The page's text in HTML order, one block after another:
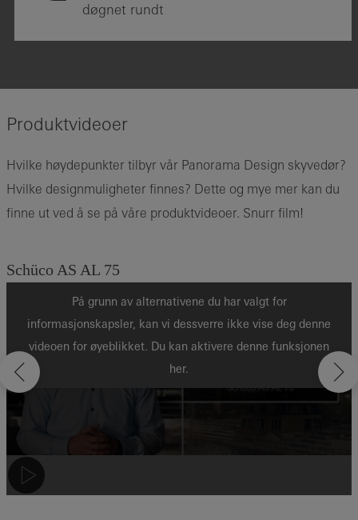
døgnet rundt
Produktvideoer
Hvilke høydepunkter tilbyr vår Panorama Design skyvedør?
Hvilke designmuligheter finnes? Dette og mye mer kan du
finne ut ved å se på våre produktvideoer. Snurr film!
Schüco AS AL 75
På grunn av alternativene du har valgt for
informasjonskapsler, kan vi dessverre ikke vise deg denne
videoen for øyeblikket. Du kan aktivere denne funksjonen
her.